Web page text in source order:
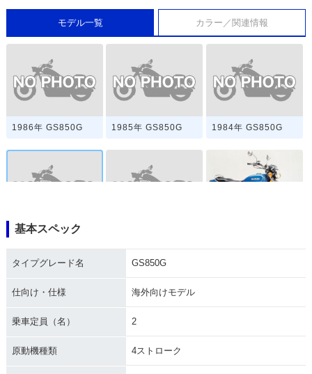
モデル一覧 カラー／関連情報
1986年 GS850G 1985年 GS850G 1984年 GS850G
1983年 GS850G
新登場
基本スペック
タイプグレード名 GS850G
仕向け・仕様 海外向けモデル
乗車定員（名） 2
原動機種類 4ストローク